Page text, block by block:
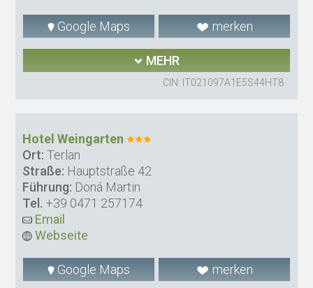
Google Maps merken
MEHR
CIN: IT021097A1E5S44HT8
Hotel Weingarten
Ort: Terlan
Straße: Hauptstraße 42
Führung: Doná Martin
Tel. +39 0471 257174
Email
Webseite
Google Maps merken